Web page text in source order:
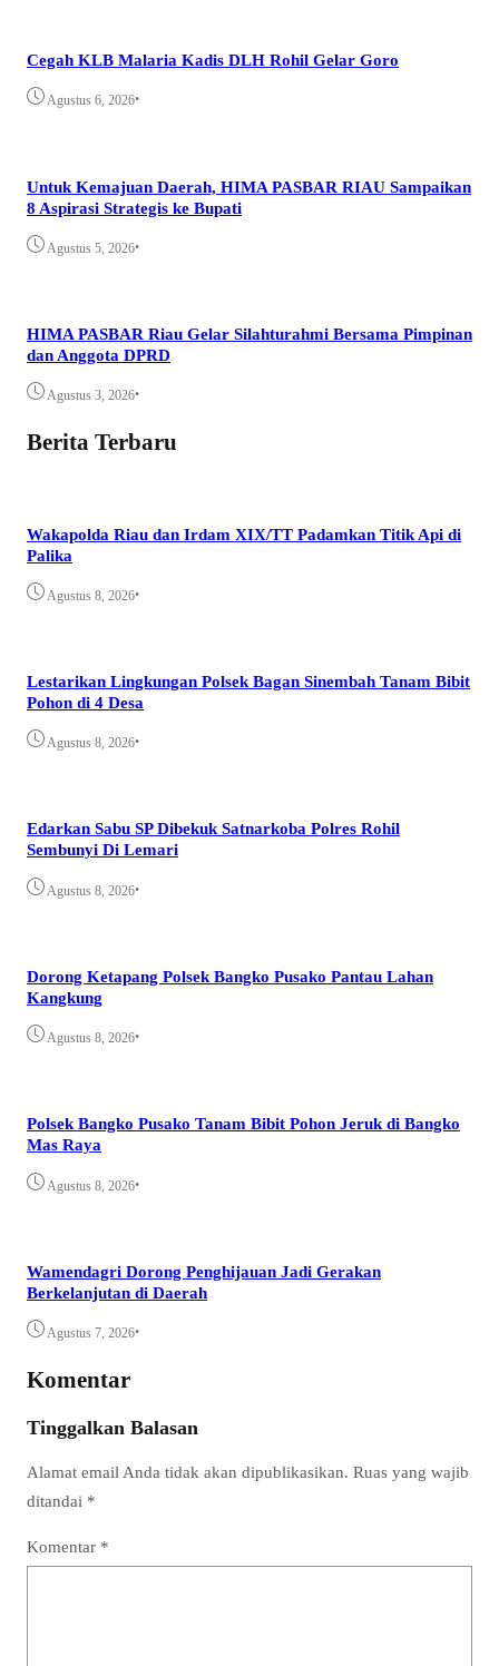
Cegah KLB Malaria Kadis DLH Rohil Gelar Goro
Agustus 6, 2026•
Untuk Kemajuan Daerah, HIMA PASBAR RIAU Sampaikan
8 Aspirasi Strategis ke Bupati
Agustus 5, 2026•
HIMA PASBAR Riau Gelar Silahturahmi Bersama Pimpinan
dan Anggota DPRD
Agustus 3, 2026•
Berita Terbaru
Wakapolda Riau dan Irdam XIX/TT Padamkan Titik Api di
Palika
Agustus 8, 2026•
Lestarikan Lingkungan Polsek Bagan Sinembah Tanam Bibit
Pohon di 4 Desa
Agustus 8, 2026•
Edarkan Sabu SP Dibekuk Satnarkoba Polres Rohil
Sembunyi Di Lemari
Agustus 8, 2026•
Dorong Ketapang Polsek Bangko Pusako Pantau Lahan
Kangkung
Agustus 8, 2026•
Polsek Bangko Pusako Tanam Bibit Pohon Jeruk di Bangko
Mas Raya
Agustus 8, 2026•
Wamendagri Dorong Penghijauan Jadi Gerakan
Berkelanjutan di Daerah
Agustus 7, 2026•
Komentar
Tinggalkan Balasan
Alamat email Anda tidak akan dipublikasikan. Ruas yang wajib
ditandai *
Komentar *